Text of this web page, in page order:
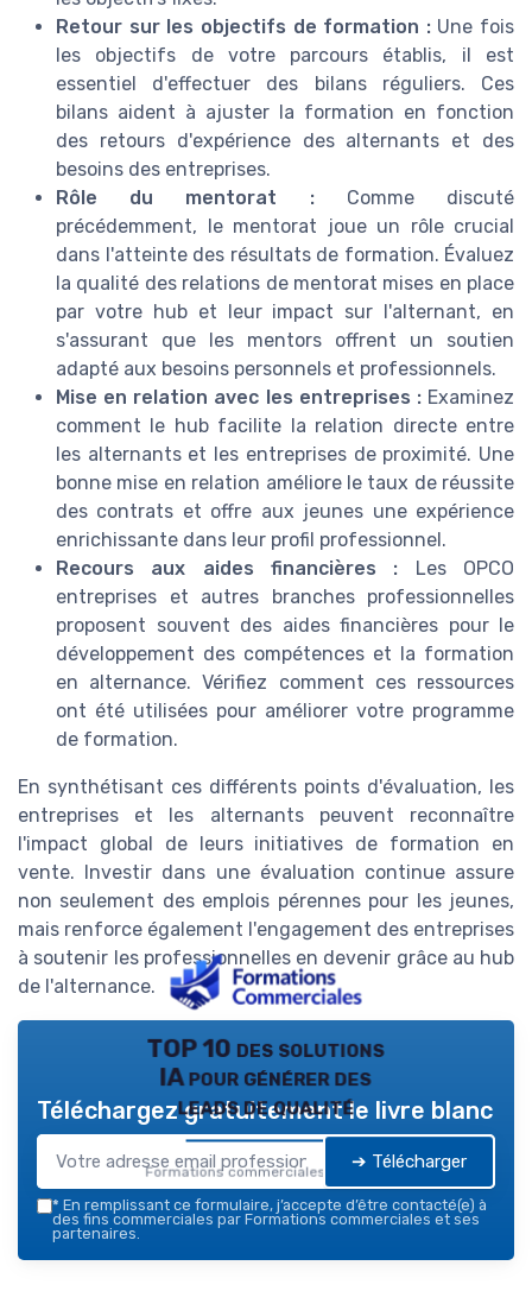
Retour sur les objectifs de formation :Une fois
les objectifs de votre parcours établis, il est
essentiel d'effectuer des bilans réguliers. Ces
bilans aident à ajuster la formation en fonction
des retours d'expérience des alternants et des
besoins des entreprises.
Rôle du mentorat :Comme discuté
précédemment, le mentorat joue un rôle crucial
dans l'atteinte des résultats de formation. Évaluez
la qualité des relations de mentorat mises en place
par votre hub et leur impact sur l'alternant, en
s'assurant que les mentors offrent un soutien
adapté aux besoins personnels et professionnels.
Mise en relation avec les entreprises :Examinez
comment le hub facilite la relation directe entre
les alternants et les entreprises de proximité. Une
bonne mise en relation améliore le taux de réussite
des contrats et offre aux jeunes une expérience
enrichissante dans leur profil professionnel.
Recours aux aides financières : Les OPCO
entreprises et autres branches professionnelles
proposent souvent des aides financières pour le
développement des compétences et la formation
en alternance. Vérifiez comment ces ressources
ont été utilisées pour améliorer votre programme
de formation.
En synthétisant ces différents points d'évaluation, les
entreprises et les alternants peuvent reconnaître
l'impact global de leurs initiatives de formation en
vente. Investir dans une évaluation continue assure
non seulement des emplois pérennes pour les jeunes,
mais renforce également l'engagement des entreprises
à soutenir les professionnelles en devenir grâce au hub
de l'alternance.
TOP 10 des solutions
IA pour générer des
leads de qualité
Formations commerciales — 2026
Téléchargez gratuitement le livre blanc
➔ Télécharger
* En remplissant ce formulaire, j’accepte d’être contacté(e) à
des fins commerciales par Formations commerciales et ses
partenaires.